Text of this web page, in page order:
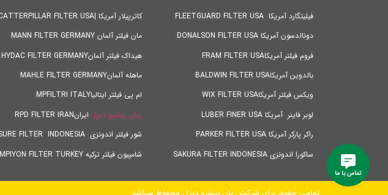
فیلیتگارد آمریکا FLEETGUARD FILTER USA
دونالدسون آمریکا DONALSON FILTER USA
فروم فیلتر آمریکاFRAM FILTER USA
بالدوین آمریکاBALDWIN FILTER USA
ویکس فیلتر آمریکاWIX FILTER USA
لوبر فاینر آمریکا LUBER FINER USA
راکر پارکر آمریکا PARKER FILTER USA
ساکورا اندونزی SAKURA FILTER INDONESIA
کاترپیلار آمریکا |CATTERPILLAR FILTER USA
مان فیلتر آلمان MANN FILTER GERMANY
هیداک فیلتر آلمانHYDAC FILTER GERMANY
ماهله آلمانMAHLE FILTER GERMANY
ام پی فیلتر ایتالیاMPFILTRI ITALY
ریان پیشرو دیزل ایرانRPD FILTER IRAN
شور فیلتر اندونزی SURE FILTER INDONESIA
شامپیون فیلتر ترکیه SAMPIYON FILTER TURKEY
تماس با ما